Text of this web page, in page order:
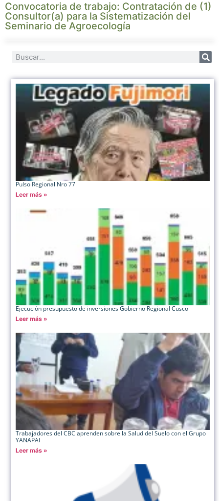
Convocatoria de trabajo: Contratación de (1)
Consultor(a) para la Sistematización del
Seminario de Agroecología
Pulso Regional Nro 77
Leer más »
Ejecución presupuesto de inversiones Gobierno Regional Cusco
Leer más »
Trabajadores del CBC aprenden sobre la Salud del Suelo con el Grupo
YANAPAI
Leer más »